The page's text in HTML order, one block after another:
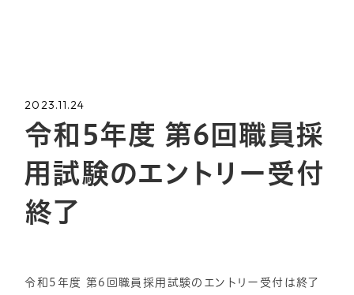
2023.11.24
令和5年度 第6回職員採
用試験のエントリー受付
終了
令和5年度 第6回職員採用試験のエントリー受付は終了